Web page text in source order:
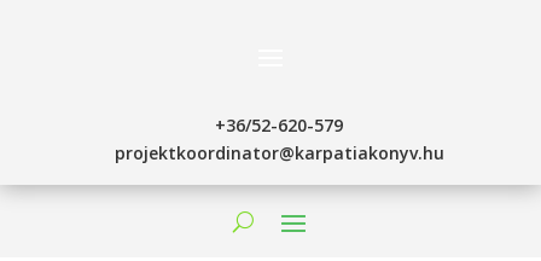
+36/52-620-579
projektkoordinator@karpatiakonyv.hu